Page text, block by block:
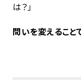
は？」
問いを変えること